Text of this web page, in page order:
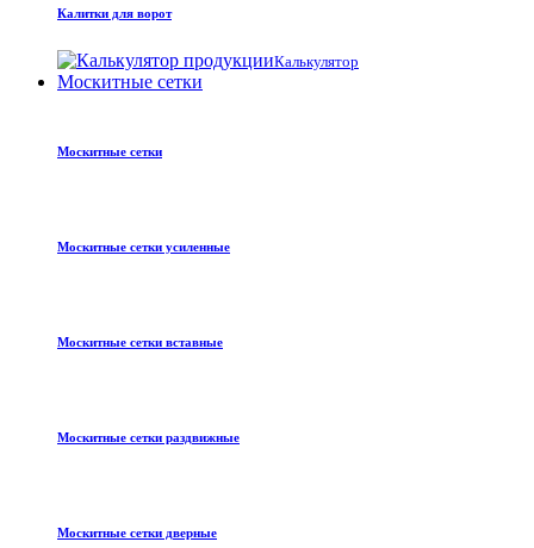
Калитки для ворот
Калькулятор
Москитные сетки
Москитные сетки
Москитные сетки усиленные
Москитные сетки вставные
Москитные сетки раздвижные
Москитные сетки дверные